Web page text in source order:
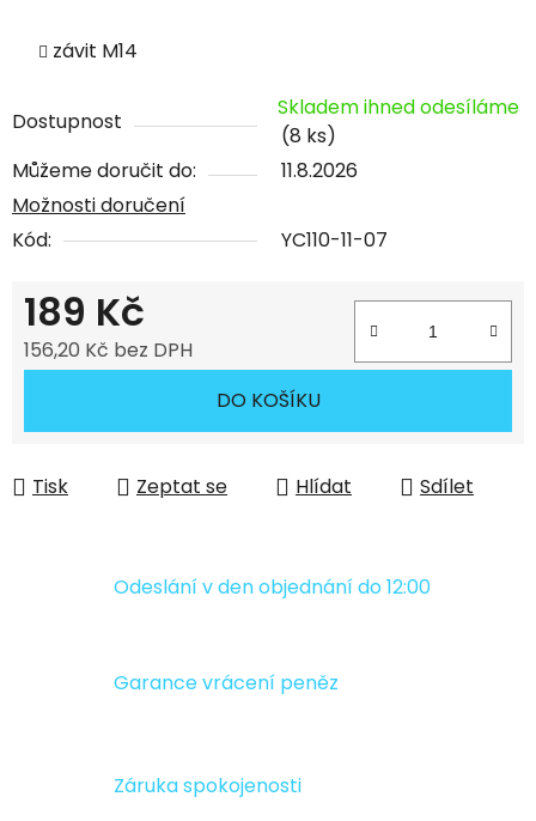
závit M14
Dostupnost
Skladem ihned odesíláme
(8 ks)
Můžeme doručit do:
11.8.2026
Možnosti doručení
Kód:
YC110-11-07
189 Kč
156,20 Kč bez DPH
DO KOŠÍKU
Tisk Zeptat se Hlídat Sdílet
Odeslání v den objednání do 12:00
Garance vrácení peněz
Záruka spokojenosti